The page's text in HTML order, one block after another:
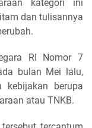
kategori ini
dan tulisannya
RI Nomor 7
bulan Mei lalu,
kebijakan berupa
atau TNKB.